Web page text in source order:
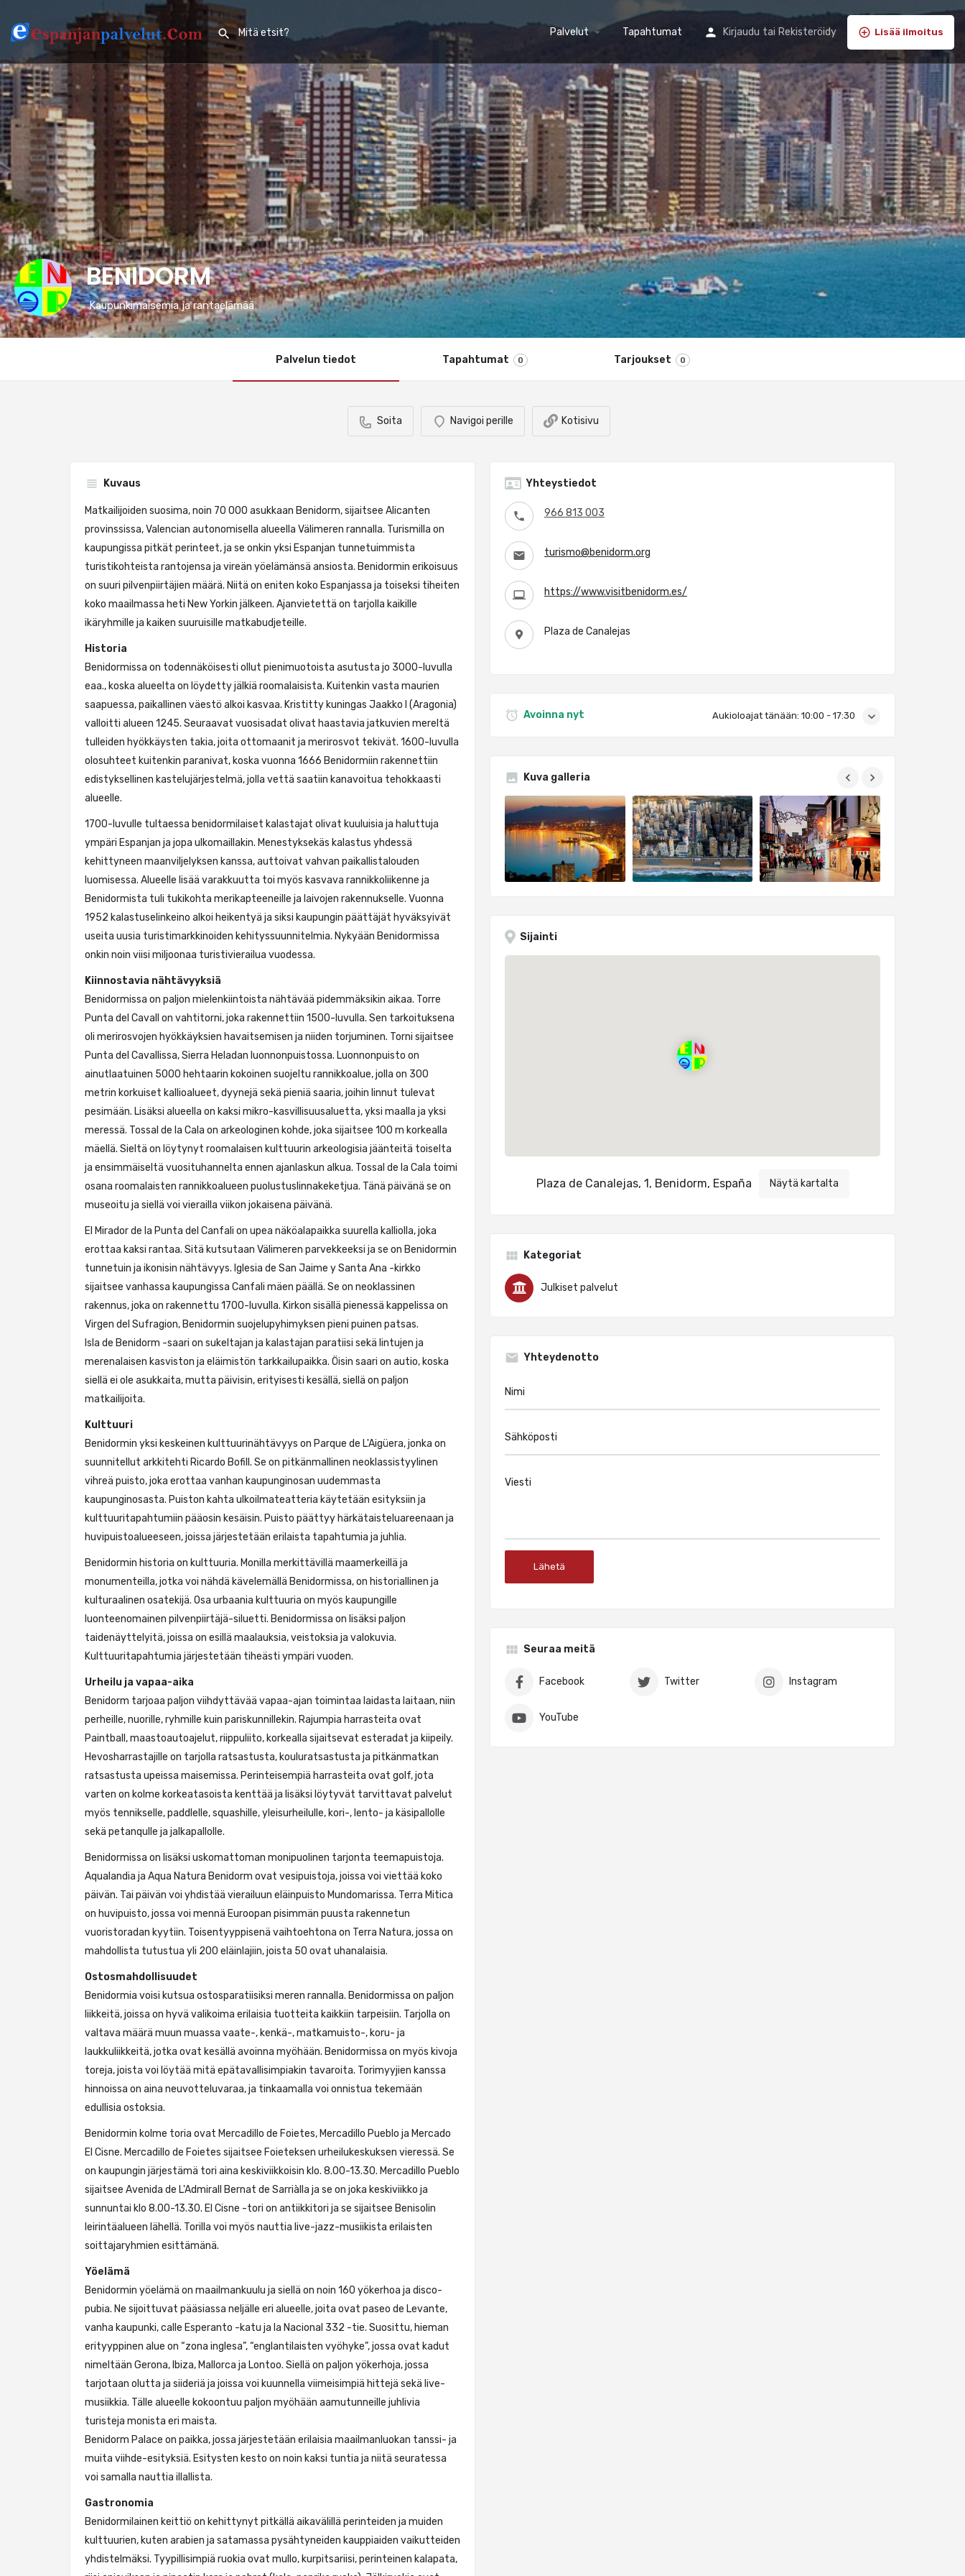
Palvelutarrow_drop_down Tapahtumat Kirjaudu tai Rekisteröidy Lisää ilmoitus
BENIDORM
Kaupunkimaisemia ja rantaelämää
Palvelun tiedot Tapahtumat 0 Tarjoukset 0
Soita Navigoi perille Kotisivu
Kuvaus
Matkailijoiden suosima, noin 70 000 asukkaan Benidorm, sijaitsee Alicanten
provinssissa, Valencian autonomisella alueella Välimeren rannalla. Turismilla on
kaupungissa pitkät perinteet, ja se onkin yksi Espanjan tunnetuimmista
turistikohteista rantojensa ja vireän yöelämänsä ansiosta. Benidormin erikoisuus
on suuri pilvenpiirtäjien määrä. Niitä on eniten koko Espanjassa ja toiseksi tiheiten
koko maailmassa heti New Yorkin jälkeen. Ajanvietettä on tarjolla kaikille
ikäryhmille ja kaiken suuruisille matkabudjeteille.
Historia
Benidormissa on todennäköisesti ollut pienimuotoista asutusta jo 3000-luvulla
eaa., koska alueelta on löydetty jälkiä roomalaisista. Kuitenkin vasta maurien
saapuessa, paikallinen väestö alkoi kasvaa. Kristitty kuningas Jaakko I (Aragonia)
valloitti alueen 1245. Seuraavat vuosisadat olivat haastavia jatkuvien mereltä
tulleiden hyökkäysten takia, joita ottomaanit ja merirosvot tekivät. 1600-luvulla
olosuhteet kuitenkin paranivat, koska vuonna 1666 Benidormiin rakennettiin
edistyksellinen kastelujärjestelmä, jolla vettä saatiin kanavoitua tehokkaasti
alueelle.
1700-luvulle tultaessa benidormilaiset kalastajat olivat kuuluisia ja haluttuja
ympäri Espanjan ja jopa ulkomaillakin. Menestyksekäs kalastus yhdessä
kehittyneen maanviljelyksen kanssa, auttoivat vahvan paikallistalouden
luomisessa. Alueelle lisää varakkuutta toi myös kasvava rannikkoliikenne ja
Benidormista tuli tukikohta merikapteeneille ja laivojen rakennukselle. Vuonna
1952 kalastuselinkeino alkoi heikentyä ja siksi kaupungin päättäjät hyväksyivät
useita uusia turistimarkkinoiden kehityssuunnitelmia. Nykyään Benidormissa
onkin noin viisi miljoonaa turistivierailua vuodessa.
Kiinnostavia nähtävyyksiä
Benidormissa on paljon mielenkiintoista nähtävää pidemmäksikin aikaa. Torre
Punta del Cavall on vahtitorni, joka rakennettiin 1500-luvulla. Sen tarkoituksena
oli merirosvojen hyökkäyksien havaitsemisen ja niiden torjuminen. Torni sijaitsee
Punta del Cavallissa, Sierra Heladan luonnonpuistossa. Luonnonpuisto on
ainutlaatuinen 5000 hehtaarin kokoinen suojeltu rannikkoalue, jolla on 300
metrin korkuiset kallioalueet, dyynejä sekä pieniä saaria, joihin linnut tulevat
pesimään. Lisäksi alueella on kaksi mikro-kasvillisuusaluetta, yksi maalla ja yksi
meressä. Tossal de la Cala on arkeologinen kohde, joka sijaitsee 100 m korkealla
mäellä. Sieltä on löytynyt roomalaisen kulttuurin arkeologisia jäänteitä toiselta
ja ensimmäiseltä vuosituhannelta ennen ajanlaskun alkua. Tossal de la Cala toimi
osana roomalaisten rannikkoalueen puolustuslinnakeketjua. Tänä päivänä se on
museoitu ja siellä voi vierailla viikon jokaisena päivänä.
El Mirador de la Punta del Canfali on upea näköalapaikka suurella kalliolla, joka
erottaa kaksi rantaa. Sitä kutsutaan Välimeren parvekkeeksi ja se on Benidormin
tunnetuin ja ikonisin nähtävyys. Iglesia de San Jaime y Santa Ana -kirkko
sijaitsee vanhassa kaupungissa Canfali mäen päällä. Se on neoklassinen
rakennus, joka on rakennettu 1700-luvulla. Kirkon sisällä pienessä kappelissa on
Virgen del Sufragion, Benidormin suojelupyhimyksen pieni puinen patsas.
Isla de Benidorm -saari on sukeltajan ja kalastajan paratiisi sekä lintujen ja
merenalaisen kasviston ja eläimistön tarkkailupaikka. Öisin saari on autio, koska
siellä ei ole asukkaita, mutta päivisin, erityisesti kesällä, siellä on paljon
matkailijoita.
Kulttuuri
Benidormin yksi keskeinen kulttuurinähtävyys on Parque de L'Aigüera, jonka on
suunnitellut arkkitehti Ricardo Bofill. Se on pitkänmallinen neoklassistyylinen
vihreä puisto, joka erottaa vanhan kaupunginosan uudemmasta
kaupunginosasta. Puiston kahta ulkoilmateatteria käytetään esityksiin ja
kulttuuritapahtumiin pääosin kesäisin. Puisto päättyy härkätaisteluareenaan ja
huvipuistoalueeseen, joissa järjestetään erilaista tapahtumia ja juhlia.
Benidormin historia on kulttuuria. Monilla merkittävillä maamerkeillä ja
monumenteilla, jotka voi nähdä kävelemällä Benidormissa, on historiallinen ja
kulturaalinen osatekijä. Osa urbaania kulttuuria on myös kaupungille
luonteenomainen pilvenpiirtäjä-siluetti. Benidormissa on lisäksi paljon
taidenäyttelyitä, joissa on esillä maalauksia, veistoksia ja valokuvia.
Kulttuuritapahtumia järjestetään tiheästi ympäri vuoden.
Urheilu ja vapaa-aika
Benidorm tarjoaa paljon viihdyttävää vapaa-ajan toimintaa laidasta laitaan, niin
perheille, nuorille, ryhmille kuin pariskunnillekin. Rajumpia harrasteita ovat
Paintball, maastoautoajelut, riippuliito, korkealla sijaitsevat esteradat ja kiipeily.
Hevosharrastajille on tarjolla ratsastusta, kouluratsastusta ja pitkänmatkan
ratsastusta upeissa maisemissa. Perinteisempiä harrasteita ovat golf, jota
varten on kolme korkeatasoista kenttää ja lisäksi löytyvät tarvittavat palvelut
myös tennikselle, paddlelle, squashille, yleisurheilulle, kori-, lento- ja käsipallolle
sekä petanqulle ja jalkapallolle.
Benidormissa on lisäksi uskomattoman monipuolinen tarjonta teemapuistoja.
Aqualandia ja Aqua Natura Benidorm ovat vesipuistoja, joissa voi viettää koko
päivän. Tai päivän voi yhdistää vierailuun eläinpuisto Mundomarissa. Terra Mitica
on huvipuisto, jossa voi mennä Euroopan pisimmän puusta rakennetun
vuoristoradan kyytiin. Toisentyyppisenä vaihtoehtona on Terra Natura, jossa on
mahdollista tutustua yli 200 eläinlajiin, joista 50 ovat uhanalaisia.
Ostosmahdollisuudet
Benidormia voisi kutsua ostosparatiisiksi meren rannalla. Benidormissa on paljon
liikkeitä, joissa on hyvä valikoima erilaisia tuotteita kaikkiin tarpeisiin. Tarjolla on
valtava määrä muun muassa vaate-, kenkä-, matkamuisto-, koru- ja
laukkuliikkeitä, jotka ovat kesällä avoinna myöhään. Benidormissa on myös kivoja
toreja, joista voi löytää mitä epätavallisimpiakin tavaroita. Torimyyjien kanssa
hinnoissa on aina neuvotteluvaraa, ja tinkaamalla voi onnistua tekemään
edullisia ostoksia.
Benidormin kolme toria ovat Mercadillo de Foietes, Mercadillo Pueblo ja Mercado
El Cisne. Mercadillo de Foietes sijaitsee Foieteksen urheilukeskuksen vieressä. Se
on kaupungin järjestämä tori aina keskiviikkoisin klo. 8.00-13.30. Mercadillo Pueblo
sijaitsee Avenida de L'Admirall Bernat de Sarriàlla ja se on joka keskiviikko ja
sunnuntai klo 8.00-13.30. El Cisne -tori on antiikkitori ja se sijaitsee Benisolin
leirintäalueen lähellä. Torilla voi myös nauttia live-jazz-musiikista erilaisten
soittajaryhmien esittämänä.
Yöelämä
Benidormin yöelämä on maailmankuulu ja siellä on noin 160 yökerhoa ja disco-
pubia. Ne sijoittuvat pääsiassa neljälle eri alueelle, joita ovat paseo de Levante,
vanha kaupunki, calle Esperanto -katu ja la Nacional 332 -tie. Suosittu, hieman
erityyppinen alue on “zona inglesa”, “englantilaisten vyöhyke”, jossa ovat kadut
nimeltään Gerona, Ibiza, Mallorca ja Lontoo. Siellä on paljon yökerhoja, jossa
tarjotaan olutta ja siideriä ja joissa voi kuunnella viimeisimpiä hittejä sekä live-
musiikkia. Tälle alueelle kokoontuu paljon myöhään aamutunneille juhlivia
turisteja monista eri maista.
Benidorm Palace on paikka, jossa järjestetään erilaisia maailmanluokan tanssi- ja
muita viihde-esityksiä. Esitysten kesto on noin kaksi tuntia ja niitä seuratessa
voi samalla nauttia illallista.
Gastronomia
Benidormilainen keittiö on kehittynyt pitkällä aikavälillä perinteiden ja muiden
kulttuurien, kuten arabien ja satamassa pysähtyneiden kauppiaiden vaikutteiden
yhdistelmäksi. Tyypillisimpiä ruokia ovat mullo, kurpitsariisi, perinteinen kalapata,
Yhteystiedot
966 813 003
turismo@benidorm.org
https://www.visitbenidorm.es/
Plaza de Canalejas
Avoinna nyt Aukioloajat tänään: 10:00 - 17:30
Kuva galleria
Sijainti
Plaza de Canalejas, 1, Benidorm, España Näytä kartalta
Kategoriat
Julkiset palvelut
Yhteydenotto
Seuraa meitä
Facebook Twitter Instagram
YouTube